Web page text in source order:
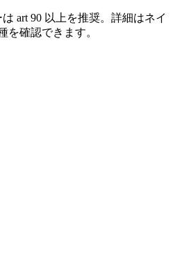
art 90 以上を推奨。詳細はネイ
を確認できます。